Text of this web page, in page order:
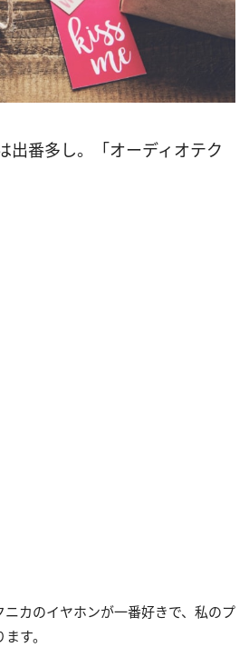
出番多し。「オーディオテク
カのイヤホンが一番好きで、私のプ
す。